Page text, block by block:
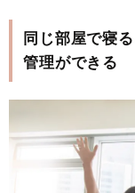
同じ部屋で寝
管理ができる